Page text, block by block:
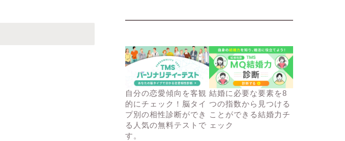
自分の恋愛傾向を客観
的にチェック！脳タイ
プ別の相性診断ができ
る人気の無料テストで
す。
結婚に必要な要素を8
つの指数から見つける
ことができる結婚力チ
ェック